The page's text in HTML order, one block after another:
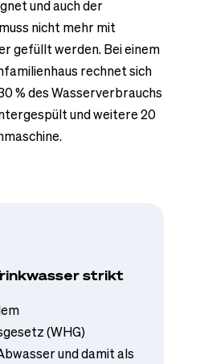
und auch der
nicht mehr mit
gefüllt werden. Bei einem
rechnet sich
% des Wasserverbrauchs
und weitere 20
strikt
(WHG)
und damit als